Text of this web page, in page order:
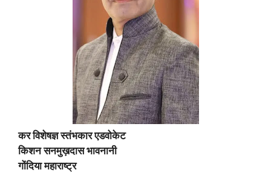
कर विशेषज्ञ स्तंभकार एडवोकेट
किशन सनमुख़दास भावनानी
गोंदिया महाराष्ट्र